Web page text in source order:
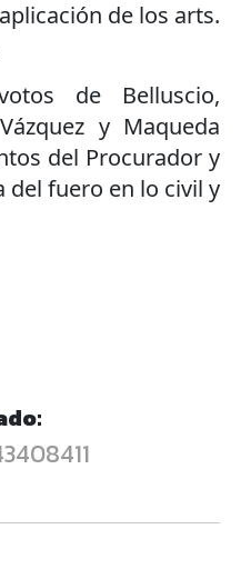
de los arts.
de Belluscio,
y Maqueda
del Procurador y
del fuero en lo civil y